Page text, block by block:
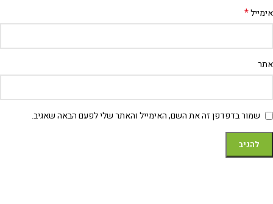
אימייל*
אתר
שמור בדפדפן זה את השם, האימייל והאתר שלי לפעם הבאה שאגיב.